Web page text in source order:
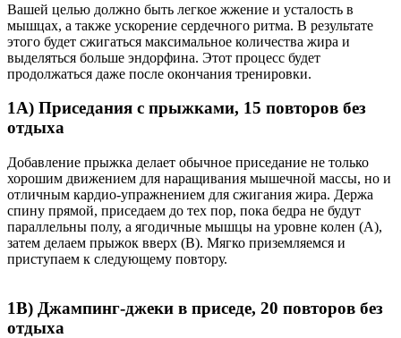
Вашей целью должно быть легкое жжение и усталость в
мышцах, а также ускорение сердечного ритма. В результате
этого будет сжигаться максимальное количества жира и
выделяться больше эндорфина. Этот процесc будет
продолжаться даже после окончания тренировки.
1А) Приседания с прыжками, 15 повторов без
отдыха
Добавление прыжка делает обычное приседание не только
хорошим движением для наращивания мышечной массы, но и
отличным кардио-упражнением для сжигания жира. Держа
спину прямой, приседаем до тех пор, пока бедра не будут
параллельны полу, а ягодичные мышцы на уровне колен (A),
затем делаем прыжок вверх (B). Мягко приземляемся и
приступаем к следующему повтору.
1B) Джампинг-джеки в приседе, 20 повторов без
отдыха